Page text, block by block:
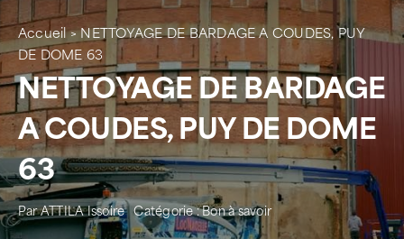
Nos services
Nos agences
Votre toit
Rejoignez-nous
Accueil>NETTOYAGE DE BARDAGE A COUDES, PUY
DE DOME 63
NETTOYAGE DE BARDAGE
A COUDES, PUY DE DOME
63
ParATTILA Issoire Catégorie :Bon à savoir